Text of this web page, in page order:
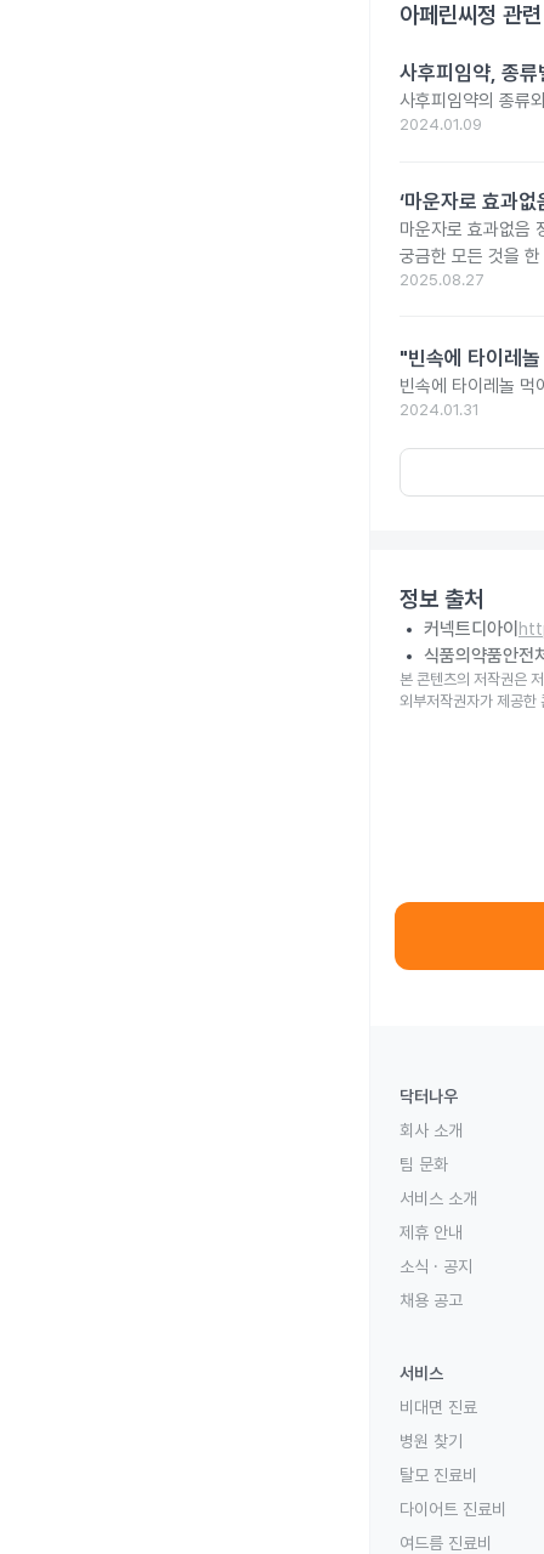
아페린씨정 관
사후피임약, 종
사후피임약의 종류
2024.01.09
‘마운자로 효과
마운자로 효과없음
궁금한 모든 것을
2025.08.27
"빈속에 타이레
빈속에 타이레놀 먹
2024.01.31
정보 출처
커넥트디아이
식품의약품안전
본 콘텐츠의 저작권은
외부저작권자가 제공한
닥터나우
회사 소개
팀 문화
서비스 소개
제휴 안내
소식 · 공지
채용 공고
서비스
비대면 진료
병원 찾기
탈모 진료비
다이어트 진료비
여드름 진료비